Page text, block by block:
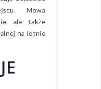
Mowa
ale także
na letnie